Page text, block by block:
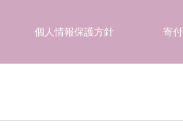
個人情報保護方針 寄付